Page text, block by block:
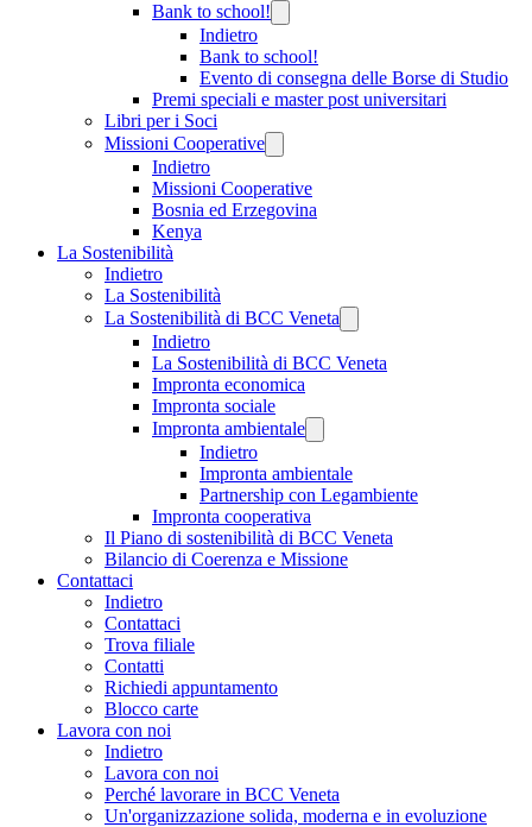
Bank to school!
Indietro
Bank to school!
Evento di consegna delle Borse di Studio
Premi speciali e master post universitari
Libri per i Soci
Missioni Cooperative
Indietro
Missioni Cooperative
Bosnia ed Erzegovina
Kenya
La Sostenibilità
Indietro
La Sostenibilità
La Sostenibilità di BCC Veneta
Indietro
La Sostenibilità di BCC Veneta
Impronta economica
Impronta sociale
Impronta ambientale
Indietro
Impronta ambientale
Partnership con Legambiente
Impronta cooperativa
Il Piano di sostenibilità di BCC Veneta
Bilancio di Coerenza e Missione
Contattaci
Indietro
Contattaci
Trova filiale
Contatti
Richiedi appuntamento
Blocco carte
Lavora con noi
Indietro
Lavora con noi
Perché lavorare in BCC Veneta
Un'organizzazione solida, moderna e in evoluzione